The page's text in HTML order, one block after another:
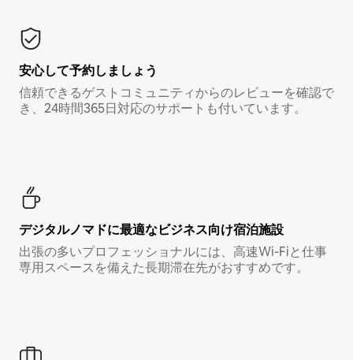
安心して予約しましょう
信頼できるゲストコミュニティからのレビューを確認で
き、24時間365日対応のサポートも付いています。
デジタルノマド⁠に最⁠適⁠なビ⁠ジ⁠ネ⁠ス⁠向⁠け宿⁠泊⁠施⁠設
出張の多いプロフェッショナルには、高速Wi-Fiと仕事
専用スペースを備えた長期滞在先がおすすめです。